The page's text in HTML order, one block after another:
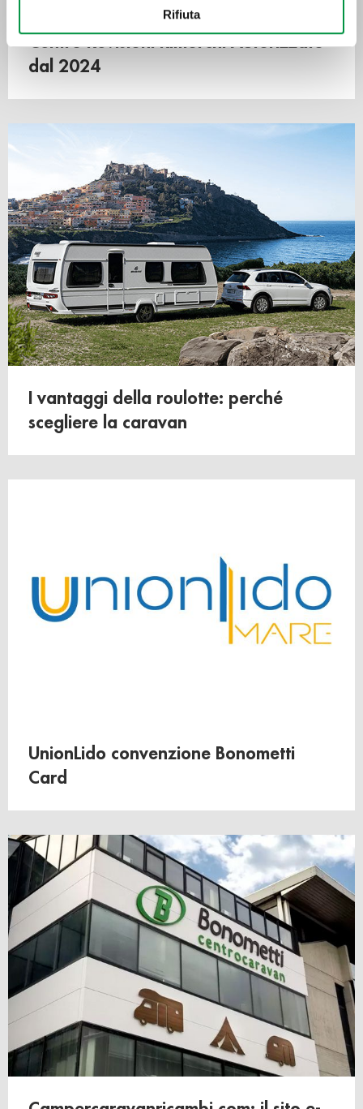
geografica, con un'approssimazione di qualche
metro,
attivamente alla ricerca di caratteristiche specifiche
(impronte digitali).
Approfondisci come vengono elaborati i tuoi dati personali
e imposta le tue preferenze nella
modificare o ritirare il tuo consenso in qualsiasi momento
dalla Dichiarazione sui cookie.
Utilizziamo i cookie per personalizzare contenuti ed
annunci, per fornire funzionalità dei social media e per
analizzare il nostro traffico. Condividiamo inoltre
informazioni sul modo in cui utilizza il nostro sito con i
nostri partner che si occupano di analisi dei dati web,
pubblicità e social media, i quali potrebbero combinarle
con altre informazioni che ha fornito loro o che hanno
Rifiuta
Centro Revisioni Rimorchi Autorizzato
dal 2024
I vantaggi della roulotte: perché
scegliere la caravan
UnionLido convenzione Bonometti
Card